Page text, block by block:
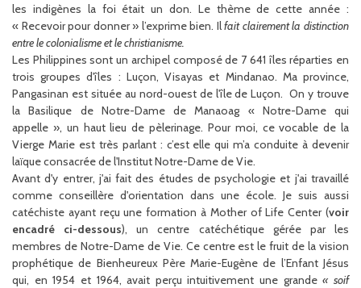
les indigènes la foi était un don. Le thème de cette année :
« Recevoir pour donner » l’exprime bien. Ilfait clairement la distinction
entre le colonialisme et le christianisme.
Les Philippines sont un archipel composé de 7 641 îles réparties en
trois groupes d'îles : Luçon, Visayas et Mindanao. Ma province,
Pangasinan est située au nord-ouest de l'île de Luçon. On y trouve
la Basilique de Notre-Dame de Manaoag « Notre-Dame qui
appelle », un haut lieu de pèlerinage. Pour moi, ce vocable de la
Vierge Marie est très parlant : c’est elle qui m’a conduite à devenir
laïque consacrée de l'Institut Notre-Dame de Vie.
Avant d'y entrer, j'ai fait des études de psychologie et j'ai travaillé
comme conseillère d'orientation dans une école. Je suis aussi
catéchiste ayant reçu une formation à Mother of Life Center (voir
encadré ci-dessous), un centre catéchétique gérée par les
membres de Notre-Dame de Vie. Ce centre est le fruit de la vision
prophétique de Bienheureux Père Marie-Eugène de l’Enfant Jésus
qui, en 1954 et 1964, avait perçu intuitivement une grande« soif